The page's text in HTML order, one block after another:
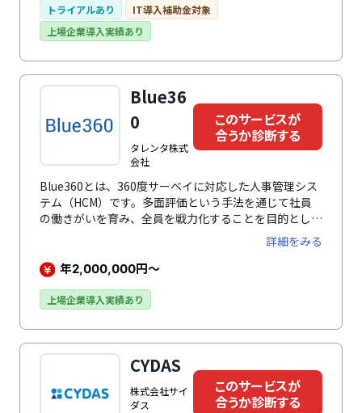
ア・規模を問わず、官公庁や国立大学法人をはじめとす
る公共機関でも幅広く導入されています。
トライアルあり
IT導入補助金対象
上場企業導入実績あり
Blue36
0
タレンタ株式
会社
このサービスが
合うか診断する
Blue360とは、360度サーベイに対応した人事管理シス
テム（HCM）です。多面評価という手法を通じて社員
の働きがいを育み、全員を戦力化することを目的として
います。多面評価において人から一方的に評価を受ける
ことに抵抗感を感じる人は多いと思います。Blue360は
写真や絵を多用したフィードバックレポートが出力され
ひとつです。本人に対して今後の課題解決や目的達成の
サーベイなので、実施後の職場での本人の行動変容を促
せます。全プロセスが自動化されており、運用の手間が
かからないのも大きなメリットです。
詳細をみる
年2,000,000円～
上場企業導入実績あり
CYDAS
株式会社サイ
ダス
このサービスが
合うか診断する